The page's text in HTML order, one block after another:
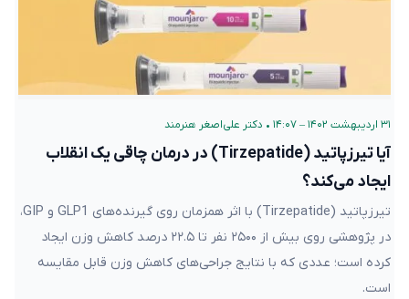
۳۱ اردیبهشت ۱۴۰۲ – ۱۴:۰۷ • دکتر علی‌اصغر هنرمند
آیا تیرزپاتید (Tirzepatide) در درمان چاقی یک انقلاب
ایجاد می‌کند؟
تیرزپاتید (Tirzepatide) با اثر همزمان روی گیرنده‌های GLP1 و GIP،
در پژوهشی روی بیش از ۲۵۰۰ نفر تا ۲۲.۵ درصد کاهش وزن ایجاد
کرده است؛ عددی که با نتایج جراحی‌های کاهش وزن قابل مقایسه
است.